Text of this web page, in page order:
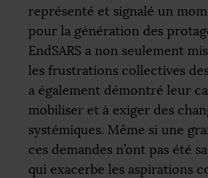
représenté et signalé un
pour la génération des
EndSARS a non seulement
les frustrations collectives
a également démontré leur
mobiliser et à exiger des
systémiques. Même si une
ces demandes n’ont pas été
qui exacerbe les aspirations